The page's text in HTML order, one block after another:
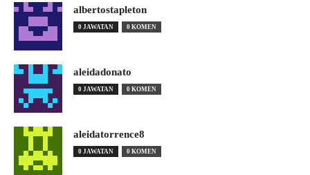
albertostapleton
0 JAWATAN 0 KOMEN
aleidadonato
0 JAWATAN 0 KOMEN
aleidatorrence8
0 JAWATAN 0 KOMEN